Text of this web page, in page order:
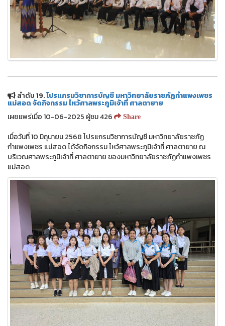
ลำดับ 19.โปรแกรมวิชาการบัญชี มหาวิทยาลัยราชภัฏกำแพงเพชร
แม่สอด จัดกิจกรรม ไหว้ศาลพระภูมิเจ้าที่ ศาลตายาย
เผยแพร่เมื่อ 10-06-2025 ผู้ชม 426
Share
เมื่อวันที่ 10 มิถุนายน 2568 โปรแกรมวิชาการบัญชี มหาวิทยาลัยราชภัฏ
กำแพงเพชร แม่สอด ได้จัดกิจกรรม ไหว้ศาลพระภูมิเจ้าที่ ศาลตายาย ณ
บริเวณศาลพระภูมิเจ้าที่ ศาลตายาย ของมหาวิทยาลัยราชภัฏกำแพงเพชร
แม่สอด